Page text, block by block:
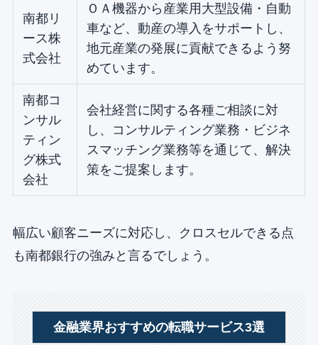
南都リ
ース株
式会社
ＯＡ機器から産業用大型設備・自動
車など、動産の導入をサポートし、
地元産業の発展に貢献できるよう努
めています。
南都コ
ンサル
ティン
グ株式
会社
会社経営に関する各種ご相談に対
し、コンサルティング業務・ビジネ
スマッチング業務等を通じて、解決
策をご提案します。
幅広い顧客ニーズに対応し、クロスセルできる点
も南都銀行の強みと言るでしょう。
金融業界おすすめの転職サービス3選